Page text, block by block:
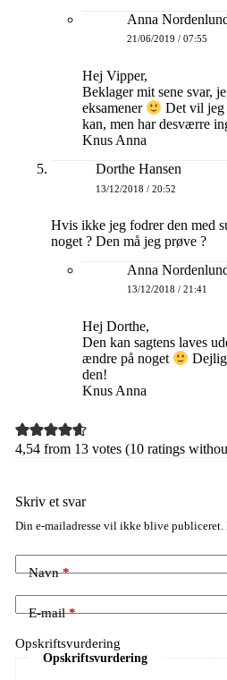
Anna
21/06/2019 / 07:55
Hej Vipper,
Beklager mit sene svar,
eksamener
Det vil jeg
kan, men har desværre
Knus Anna
Dorthe Hansen
13/12/2018 / 20:52
Hvis ikke jeg fodrer den med
noget ? Den må jeg prøve ?
Anna
13/12/2018 / 21:41
Hej Dorthe,
Den kan sagtens laves
ændre på noget
den!
Knus Anna
4,54 from 13 votes (10 ratings
Skriv et svar
Din e-mailadresse vil ikke blive publiceret.
Navn*
E-mail*
Opskriftsvurdering
Opskriftsvurdering